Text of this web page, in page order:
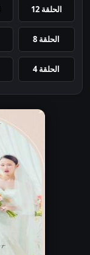
الحلقة 12
الحلقة 8
الحلقة 4